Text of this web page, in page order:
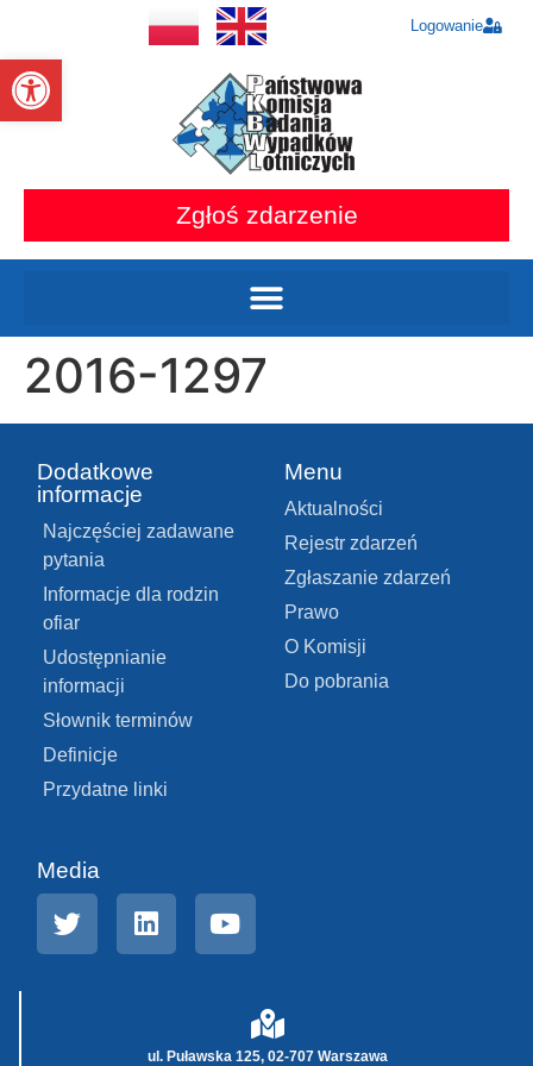
Otwórz pasek narzędzi
Logowanie
Zgłoś zdarzenie
2016-1297
Dodatkowe
informacje
Najczęściej zadawane
pytania
Informacje dla rodzin
ofiar
Udostępnianie
informacji
Słownik terminów
Definicje
Przydatne linki
Menu
Aktualności
Rejestr zdarzeń
Zgłaszanie zdarzeń
Prawo
O Komisji
Do pobrania
Media
ul. Puławska 125, 02-707 Warszawa